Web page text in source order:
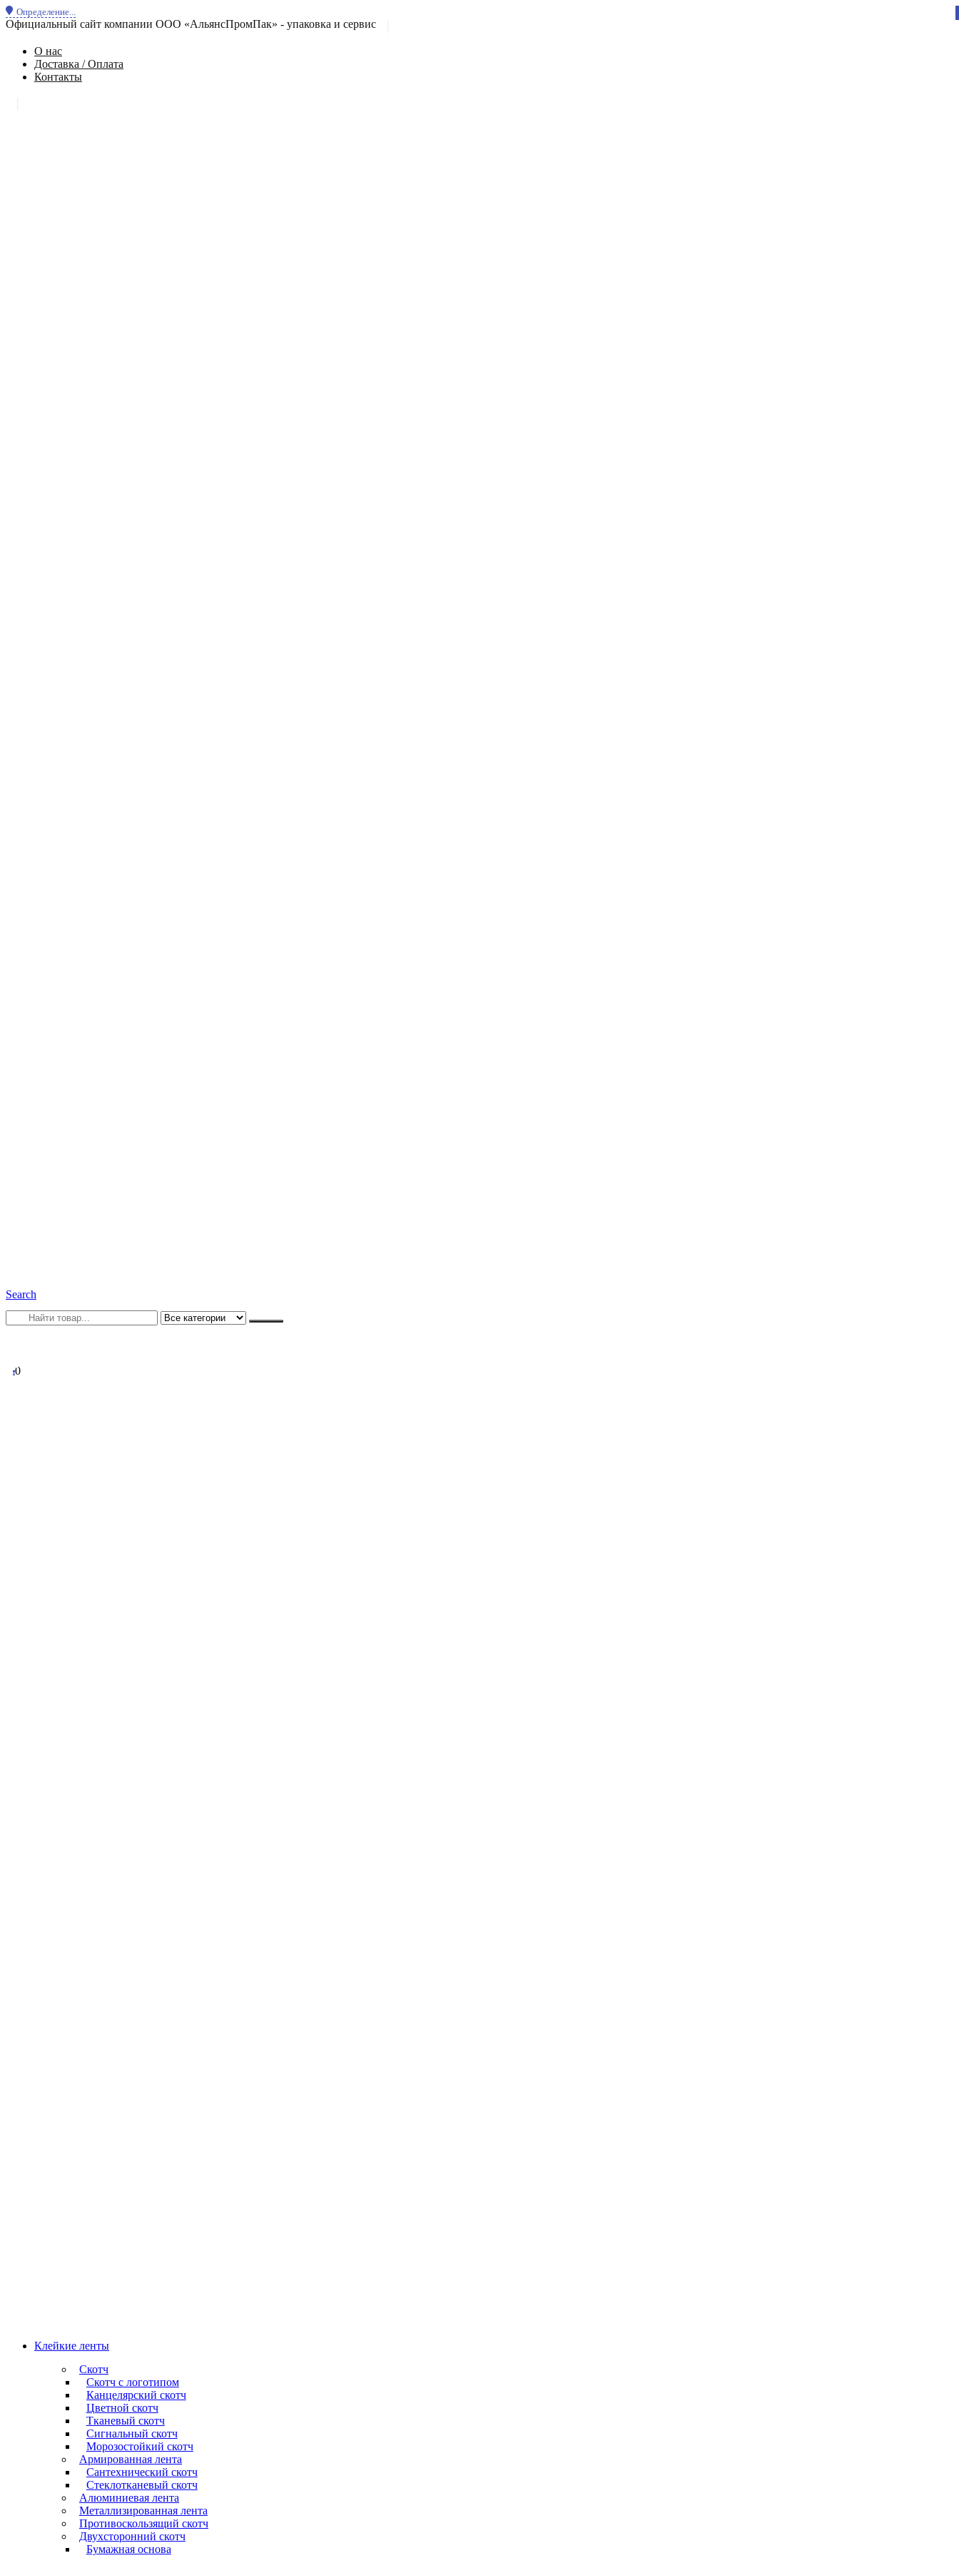
Определение...
Официальный сайт компании ООО «АльянсПромПак» - упаковка и сервис
О нас
Доставка / Оплата
Контакты
Search
00
Клейкие ленты
Скотч
Скотч с логотипом
Канцелярский скотч
Цветной скотч
Тканевый скотч
Сигнальный скотч
Морозостойкий скотч
Армированная лента
Сантехнический скотч
Стеклотканевый скотч
Алюминиевая лента
Металлизированная лента
Противоскользящий скотч
Двухсторонний скотч
Бумажная основа